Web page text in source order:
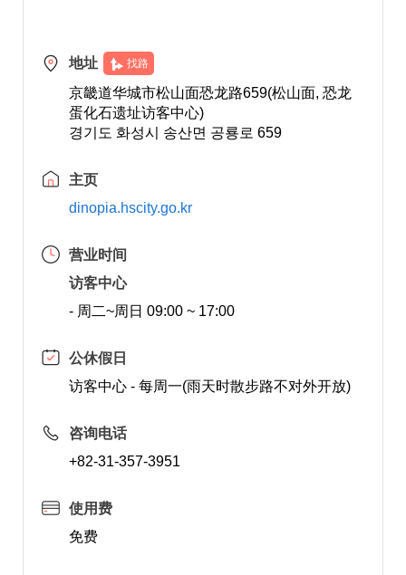
地址 找路
京畿道华城市松山面恐龙路659(松山面, 恐龙
蛋化石遗址访客中心)
경기도 화성시 송산면 공룡로 659
主页
dinopia.hscity.go.kr
营业时间
访客中心
- 周二~周日 09:00 ~ 17:00
公休假日
访客中心 - 每周一(雨天时散步路不对外开放)
咨询电话
+82-31-357-3951
使用费
免费